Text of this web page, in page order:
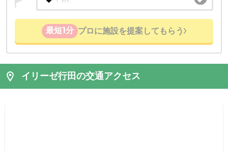
最短1分 プロに施設を提案してもらう
イリーゼ行田の交通アクセス